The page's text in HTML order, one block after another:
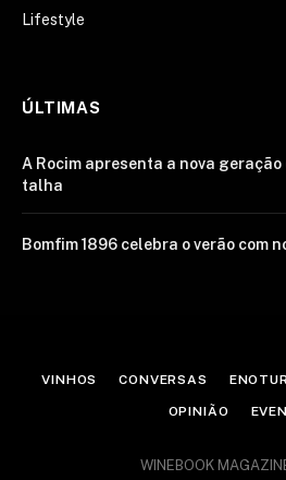
Lifestyle
ÚLTIMAS
A Rocim apresenta a nova
talha
Bomfim 1896 celebra o verão com
VINHOS CONVERSAS
OPINIÃO
WINEBOOK